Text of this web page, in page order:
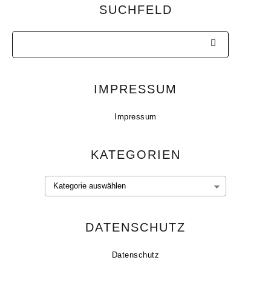
SUCHFELD
IMPRESSUM
Impressum
KATEGORIEN
Kategorien
DATENSCHUTZ
Datenschutz